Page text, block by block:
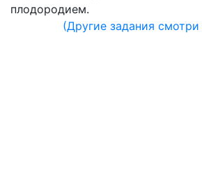
плодородием.
(Другие задания смотри